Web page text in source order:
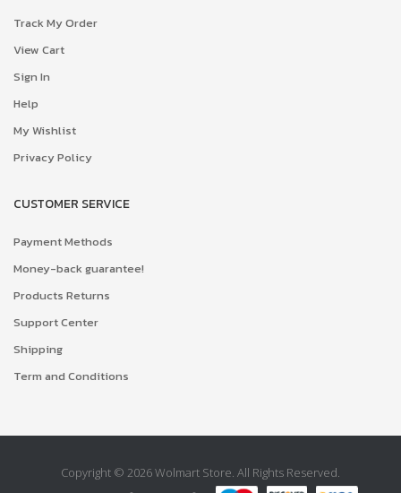
Track My Order
View Cart
Sign In
Help
My Wishlist
Privacy Policy
CUSTOMER SERVICE
Payment Methods
Money-back guarantee!
Products Returns
Support Center
Shipping
Term and Conditions
Copyright © 2026 Wolmart Store. All Rights Reserved.